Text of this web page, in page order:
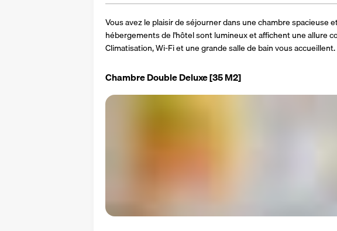
Vous avez le plaisir de séjourner dans une chambre spacieuse
hébergements de l'hôtel sont lumineux et affichent une allure
Climatisation, Wi-Fi et une grande salle de bain vous accueillent.
Chambre Double Deluxe[35 M2]